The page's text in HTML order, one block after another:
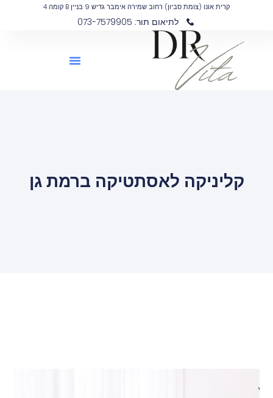
קרית אונו (צומת סביון) רחוב שמירה אימבר גדיש 9 בניין B קומה 4
לתיאום תור: 073-7579905
קליניקה לאסתטיקה ברמת גן